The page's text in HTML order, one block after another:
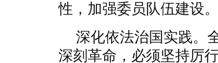
性，加强委员队伍建设
深化依法治国实践。
深刻革命，必须坚持厉